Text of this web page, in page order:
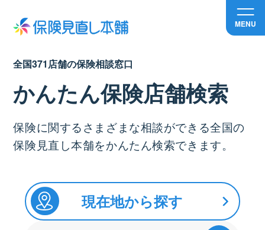
MENU
全国371店舗の保険相談窓口
かんたん保険店舗検索
保険に関するさまざまな相談ができる全国の
保険見直し本舗をかんたん検索できます。
現在地から探す